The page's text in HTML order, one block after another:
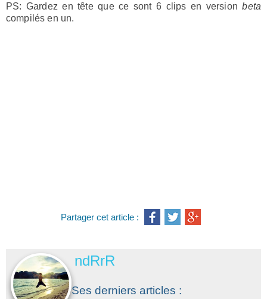
PS: Gardez en tête que ce sont 6 clips en versionbeta
compilés en un.
Partager cet article :
ndRrR
Ses derniers articles :